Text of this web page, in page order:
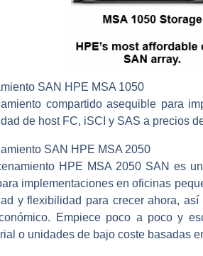
SAN HPE MSA 1050
compartido asequible para
de host FC, iSCI y SAS a precios
SAN HPE MSA 2050
HPE MSA 2050 SAN es
implementaciones en oficinas
y flexibilidad para crecer ahora,
Empiece poco a poco y
o unidades de bajo coste basadas